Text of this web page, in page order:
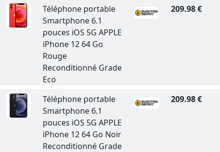
Téléphone portable
Smartphone 6.1
pouces iOS 5G APPLE
iPhone 12 64 Go
Rouge
Reconditionné Grade
Eco
209.98 €
Téléphone portable
Smartphone 6.1
pouces iOS 5G APPLE
iPhone 12 64 Go Noir
Reconditionné Grade
209.98 €